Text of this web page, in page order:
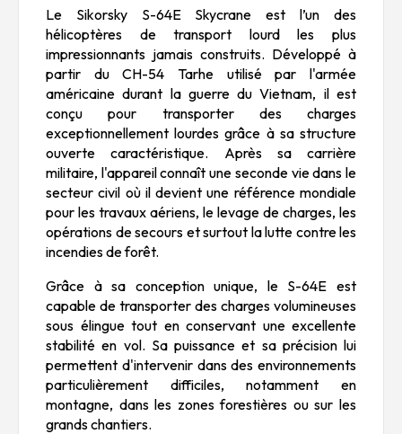
Le Sikorsky S-64E Skycrane est l’un des
hélicoptères de transport lourd les plus
impressionnants jamais construits. Développé à
partir du CH-54 Tarhe utilisé par l'armée
américaine durant la guerre du Vietnam, il est
conçu pour transporter des charges
exceptionnellement lourdes grâce à sa structure
ouverte caractéristique. Après sa carrière
militaire, l'appareil connaît une seconde vie dans le
secteur civil où il devient une référence mondiale
pour les travaux aériens, le levage de charges, les
opérations de secours et surtout la lutte contre les
incendies de forêt.
Grâce à sa conception unique, le S-64E est
capable de transporter des charges volumineuses
sous élingue tout en conservant une excellente
stabilité en vol. Sa puissance et sa précision lui
permettent d'intervenir dans des environnements
particulièrement difficiles, notamment en
montagne, dans les zones forestières ou sur les
grands chantiers.